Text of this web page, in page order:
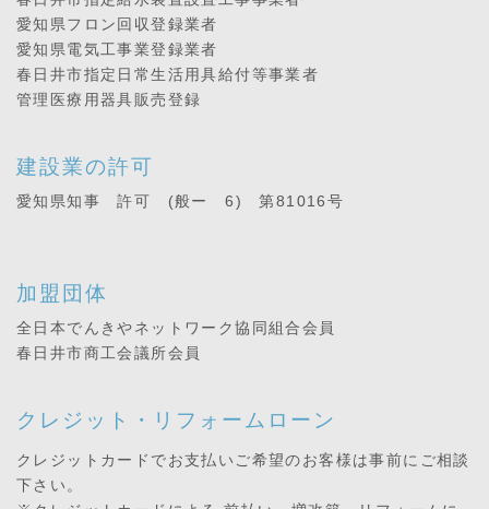
愛知県フロン回収登録業者
愛知県電気工事業登録業者
春日井市指定日常生活用具給付等事業者
管理医療用器具販売登録
建設業の許可
愛知県知事 許可 (般ー 6) 第81016号
加盟団体
全日本でんきやネットワーク協同組合会員
春日井市商工会議所会員
クレジット・リフォームローン
クレジットカードでお支払いご希望のお客様は事前にご相談
下さい。